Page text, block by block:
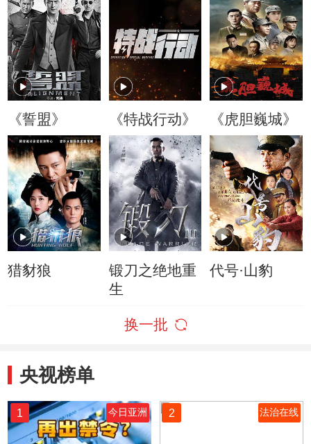
《誓盟》 《特战行动》 《虎胆巍城》
猎豺狼
锻刀之绝地重
生
代号·山豹
换一批
央视榜单
1 今日亚洲 2 法治在线